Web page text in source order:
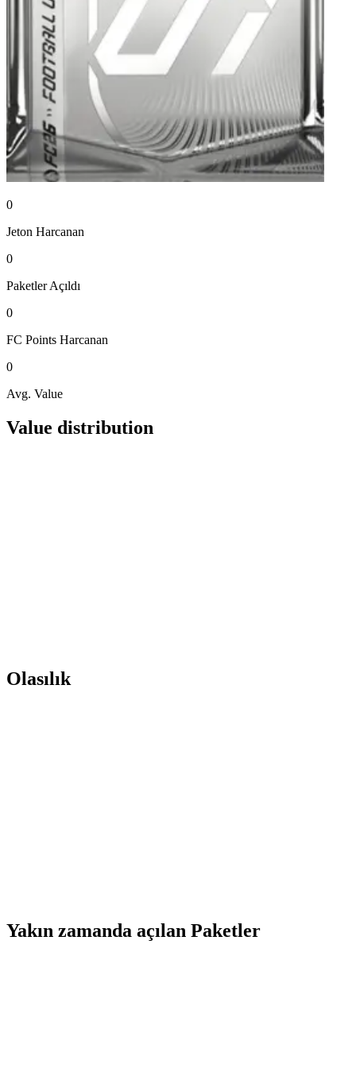
0
Jeton Harcanan
0
Paketler Açıldı
0
FC Points Harcanan
0
Avg. Value
Value distribution
Olasılık
Yakın zamanda açılan Paketler